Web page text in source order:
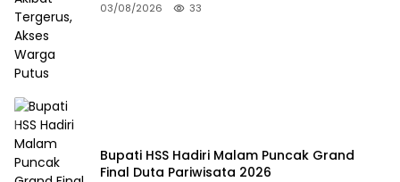
03/08/2026 33
Bupati HSS Hadiri Malam Puncak Grand
Final Duta Pariwisata 2026